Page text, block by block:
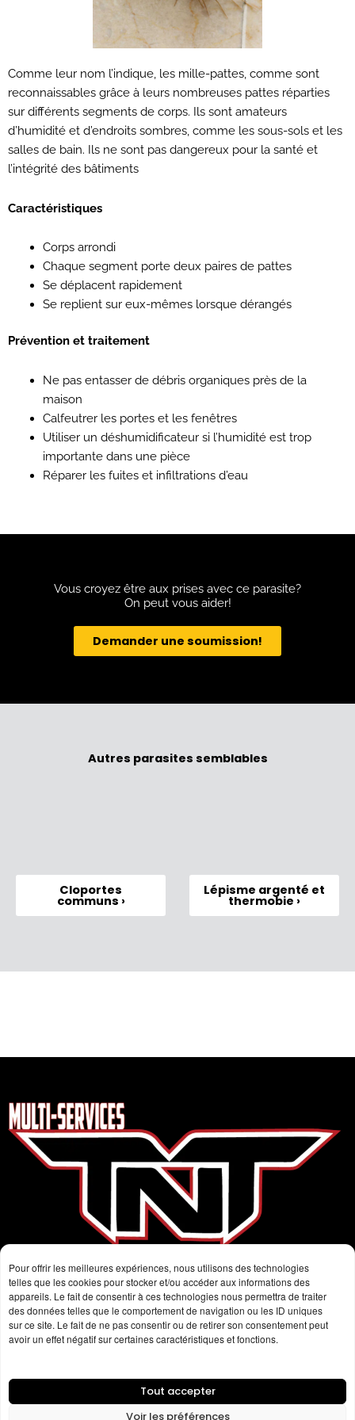
Pour offrir les meilleures expériences, nous utilisons des technologies
telles que les cookies pour stocker et/ou accéder aux informations des
appareils. Le fait de consentir à ces technologies nous permettra de traiter
des données telles que le comportement de navigation ou les ID uniques
sur ce site. Le fait de ne pas consentir ou de retirer son consentement peut
avoir un effet négatif sur certaines caractéristiques et fonctions.
Tout accepter
Voir les préférences
Comme leur nom l’indique, les mille-pattes, comme sont
reconnaissables grâce à leurs nombreuses pattes réparties
sur différents segments de corps. Ils sont amateurs
d’humidité et d’endroits sombres, comme les sous-sols et les
salles de bain. Ils ne sont pas dangereux pour la santé et
l’intégrité des bâtiments
Caractéristiques
Corps arrondi
Chaque segment porte deux paires de pattes
Se déplacent rapidement
Se replient sur eux-mêmes lorsque dérangés
Prévention et traitement
Ne pas entasser de débris organiques près de la
maison
Calfeutrer les portes et les fenêtres
Utiliser un déshumidificateur si l’humidité est trop
importante dans une pièce
Réparer les fuites et infiltrations d’eau
Vous croyez être aux prises avec ce parasite?
On peut vous aider!
Demander une soumission!
Autres parasites semblables
Cloportes
communs ›
Lépisme argenté et
thermobie ›
Communiquez avec nous!
exterminationtnt@hotmail.com